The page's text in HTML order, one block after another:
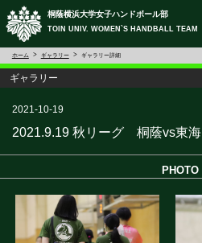
桐蔭横浜大学女子ハンドボール部
TOIN UNIV. WOMEN`S HANDBALL TEAM
ホーム ギャラリー ギャラリー詳細
ギャラリー
2021-10-19
2021.9.19 秋リーグ 桐蔭vs東海
PHOTO